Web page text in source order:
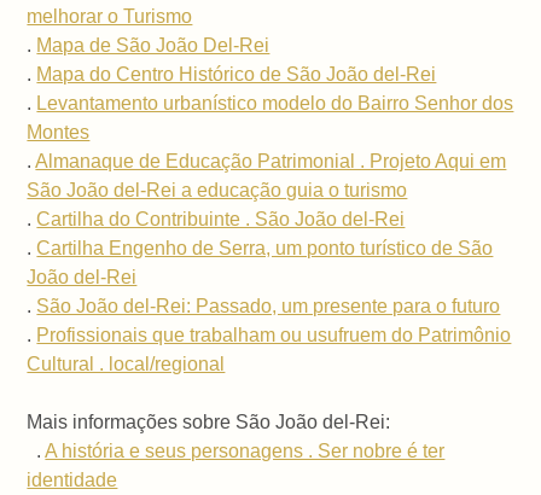
melhorar o Turismo
. Mapa de São João Del-Rei
. Mapa do Centro Histórico de São João del-Rei
. Levantamento urbanístico modelo do Bairro Senhor dos
Montes
.Almanaque de Educação Patrimonial . Projeto Aqui em
São João del-Rei a educação guia o turismo
.Cartilha do Contribuinte . São João del-Rei
.Cartilha Engenho de Serra, um ponto turístico de São
João del-Rei
. São João del-Rei: Passado, um presente para o futuro
. Profissionais que trabalham ou usufruem do Patrimônio
Cultural . local/regional
Mais informações sobre São João del-Rei:
.A história e seus personagens . Ser nobre é ter
identidade